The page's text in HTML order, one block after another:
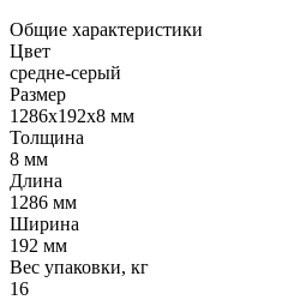
Общие характеристики
Цвет
средне-серый
Размер
1286х192х8 мм
Толщина
8 мм
Длина
1286 мм
Ширина
192 мм
Вес упаковки, кг
16